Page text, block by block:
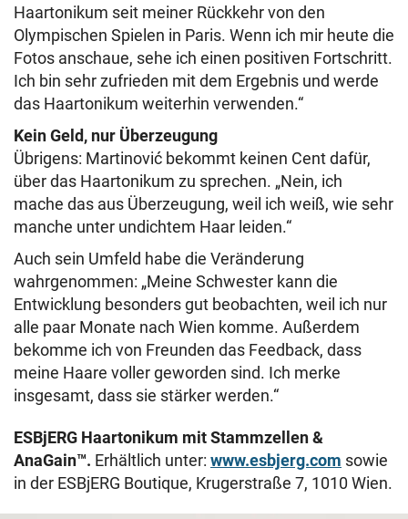
Haartonikum seit meiner Rückkehr von den
Olympischen Spielen in Paris. Wenn ich mir heute die
Fotos anschaue, sehe ich einen positiven Fortschritt.
Ich bin sehr zufrieden mit dem Ergebnis und werde
das Haartonikum weiterhin verwenden.“
Kein Geld, nur Überzeugung
Übrigens: Martinović bekommt keinen Cent dafür,
über das Haartonikum zu sprechen. „Nein, ich
mache das aus Überzeugung, weil ich weiß, wie sehr
manche unter undichtem Haar leiden.“
Auch sein Umfeld habe die Veränderung
wahrgenommen: „Meine Schwester kann die
Entwicklung besonders gut beobachten, weil ich nur
alle paar Monate nach Wien komme. Außerdem
bekomme ich von Freunden das Feedback, dass
meine Haare voller geworden sind. Ich merke
insgesamt, dass sie stärker werden.“
ESBjERG Haartonikum mit Stammzellen &
AnaGain™. Erhältlich unter: www.esbjerg.com sowie
in der ESBjERG Boutique, Krugerstraße 7, 1010 Wien.